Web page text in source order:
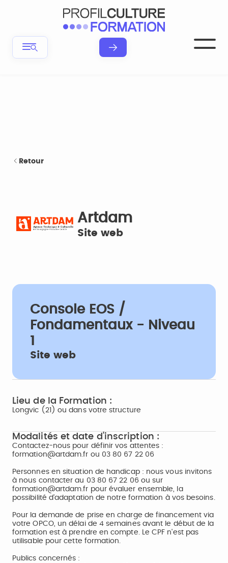
Retour
Artdam
Site web
Console EOS /
Fondamentaux - Niveau
1
Site web
Lieu de la Formation :
Longvic (21) ou dans votre structure
Modalités et date d'inscription :
Contactez-nous pour définir vos attentes :
formation@artdam.fr ou 03 80 67 22 06
Personnes en situation de handicap : nous vous invitons
à nous contacter au 03 80 67 22 06 ou sur
formation@artdam.fr pour évaluer ensemble, la
possibilité d’adaptation de notre formation à vos besoins.
Pour la demande de prise en charge de financement via
votre OPCO, un délai de 4 semaines avant le début de la
formation est à prendre en compte. Le CPF n'est pas
utilisable pour cette formation.
Publics concernés :